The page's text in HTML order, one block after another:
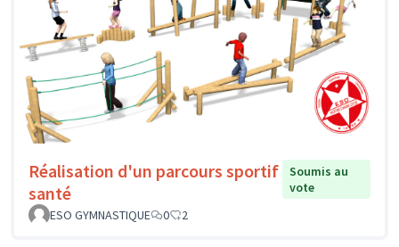
Réalisation d'un parcours sportif
santé
Soumis au
vote
ESO GYMNASTIQUE
0 2